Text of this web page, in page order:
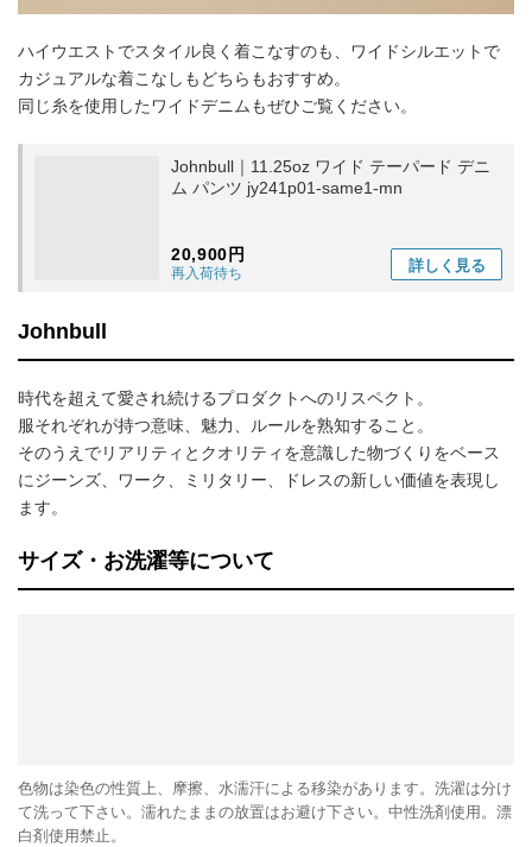
ハイウエストでスタイル良く着こなすのも、ワイドシルエットで
カジュアルな着こなしもどちらもおすすめ。
同じ糸を使用したワイドデニムもぜひご覧ください。
Johnbull｜11.25oz ワイド テーパード デニ
ム パンツ jy241p01-same1-mn
20,900円
再入荷待ち 詳しく 見る
Johnbull
時代を超えて愛され続けるプロダクトへのリスペクト。
服それぞれが持つ意味、魅力、ルールを熟知すること。
そのうえでリアリティとクオリティを意識した物づくりをベース
にジーンズ、ワーク、ミリタリー、ドレスの新しい価値を表現し
ます。
サイズ・お洗濯等について
色物は染色の性質上、摩擦、水濡汗による移染があります。洗濯は分け
て洗って下さい。濡れたままの放置はお避け下さい。中性洗剤使用。漂
白剤使用禁止。